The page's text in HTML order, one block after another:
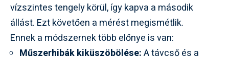
vízszintes tengely körül, így kapva a második
állást. Ezt követően a mérést megismétlik.
Ennek a módszernek több előnye is van:
Műszerhibák kiküszöbölése:A távcső és a